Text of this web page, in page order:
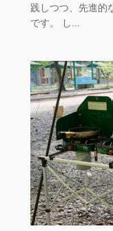
践しつつ、先進的
です。 し…